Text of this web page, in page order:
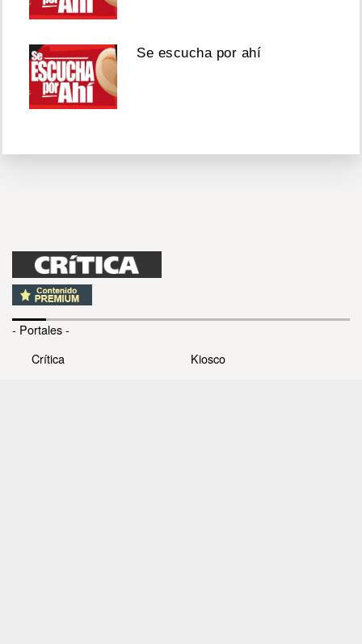
Se escucha por ahí
- Portales -
Crítica
Kiosco